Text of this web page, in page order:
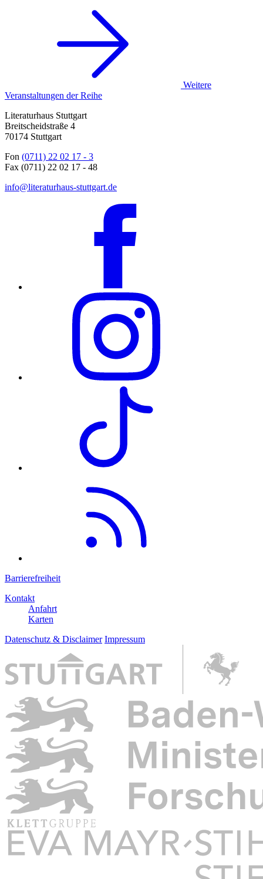
Weitere
Veranstaltungen der Reihe
Literaturhaus Stuttgart
Breitscheidstraße 4
70174 Stuttgart
Fon (0711) 22 02 17 - 3
Fax (0711) 22 02 17 - 48
info@literaturhaus-stuttgart.de
Barrierefreiheit
Kontakt
Anfahrt
Karten
Datenschutz & Disclaimer Impressum